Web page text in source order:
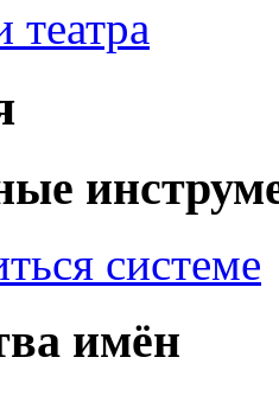
театра
системе
имён